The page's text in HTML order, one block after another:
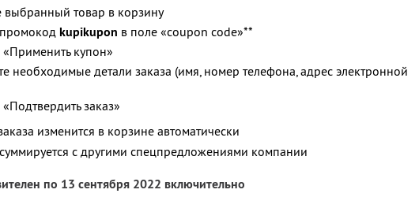
выбранный товар в корзину
kupikupon в поле «coupon code»**
купон»
необходимые детали заказа (имя, номер телефона, адрес электронной
заказ»
изменится в корзине автоматически
с другими спецпредложениями компании
по 13 сентября 2022 включительно